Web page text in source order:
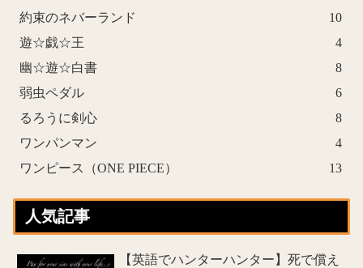
約束のネバーランド
10
遊☆戯☆王
4
幽☆遊☆白書
8
弱虫ペダル
6
るろうに剣心
8
ワンパンマン
4
ワンピース（ONE PIECE）
13
人気記事
【英語でハンターハンター】死で償え